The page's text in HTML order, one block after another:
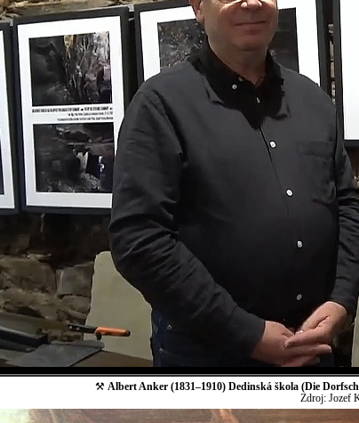
⚒ Albert Anker (1831–1910) Dedinská škola (Die
Zdroj: Jozef